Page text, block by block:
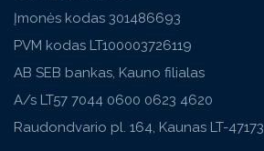
Įmonės kodas 301486693
PVM kodas LT100003726119
AB SEB bankas, Kauno filialas
A/s LT57 7044 0600 0623 4620
Raudondvario pl. 164, Kaunas LT-47173